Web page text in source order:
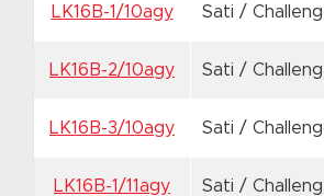
LK16B-1/10agy Sati /
LK16B-2/10agy Sati /
LK16B-3/10agy Sati /
LK16B-1/11agy Sati /